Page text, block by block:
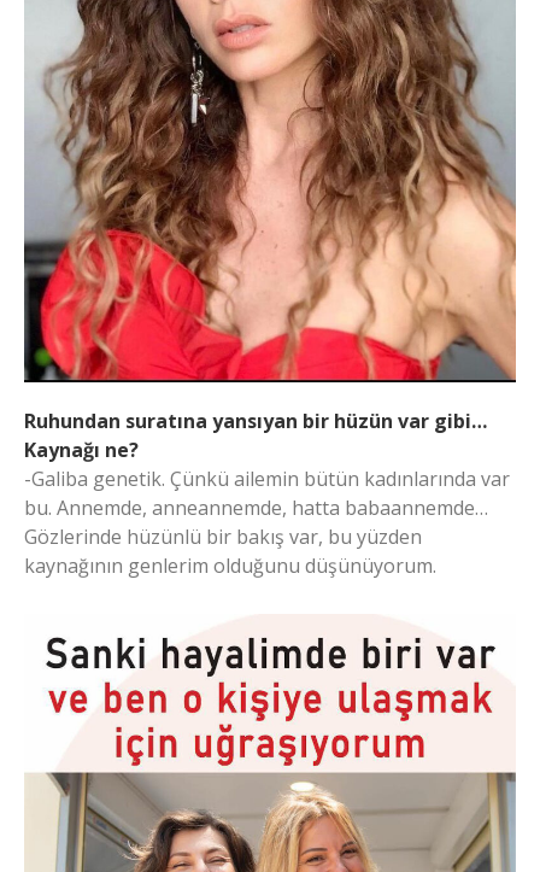
Ruhundan suratına yansıyan bir hüzün var gibi…
Kaynağı ne?
-Galiba genetik. Çünkü ailemin bütün kadınlarında var
bu. Annemde, anneannemde, hatta babaannemde…
Gözlerinde hüzünlü bir bakış var, bu yüzden
kaynağının genlerim olduğunu düşünüyorum.